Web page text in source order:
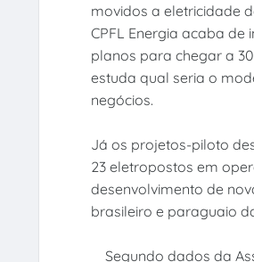
movidos a eletricidade
CPFL Energia acaba
planos para chegar a
estuda qual seria o
negócios.
Já os projetos-piloto
23 eletropostos em
desenvolvimento de
brasileiro e paraguaio
Segundo dados da